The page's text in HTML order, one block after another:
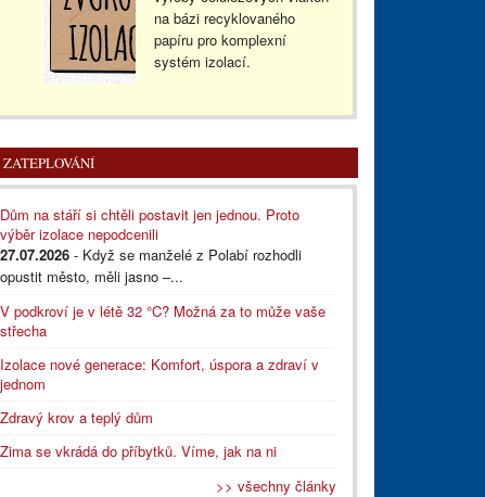
na bázi recyklovaného
papíru pro komplexní
systém izolací.
ZATEPLOVÁNÍ
Dům na stáří si chtěli postavit jen jednou. Proto
výběr izolace nepodcenili
27.07.2026 - Když se manželé z Polabí rozhodli
opustit město, měli jasno –...
V podkroví je v létě 32 °C? Možná za to může vaše
střecha
Izolace nové generace: Komfort, úspora a zdraví v
jednom
Zdravý krov a teplý dům
Zima se vkrádá do příbytků. Víme, jak na ni
>> všechny články